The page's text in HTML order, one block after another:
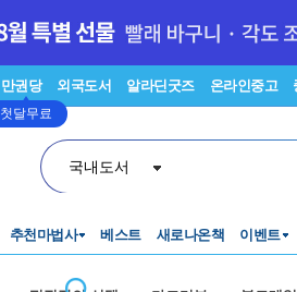
만권당
첫달무료
외국도서 알라딘굿즈 온라인중고
국내도서
추천마법사 베스트 새로나온책 이벤트